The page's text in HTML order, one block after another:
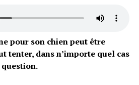
pour son chien peut être
tenter, dans n’importe quel cas